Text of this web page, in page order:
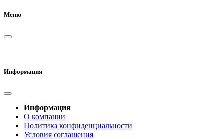
Меню
Информация
Информация
О компании
Политика конфиденциальности
Условия соглашения